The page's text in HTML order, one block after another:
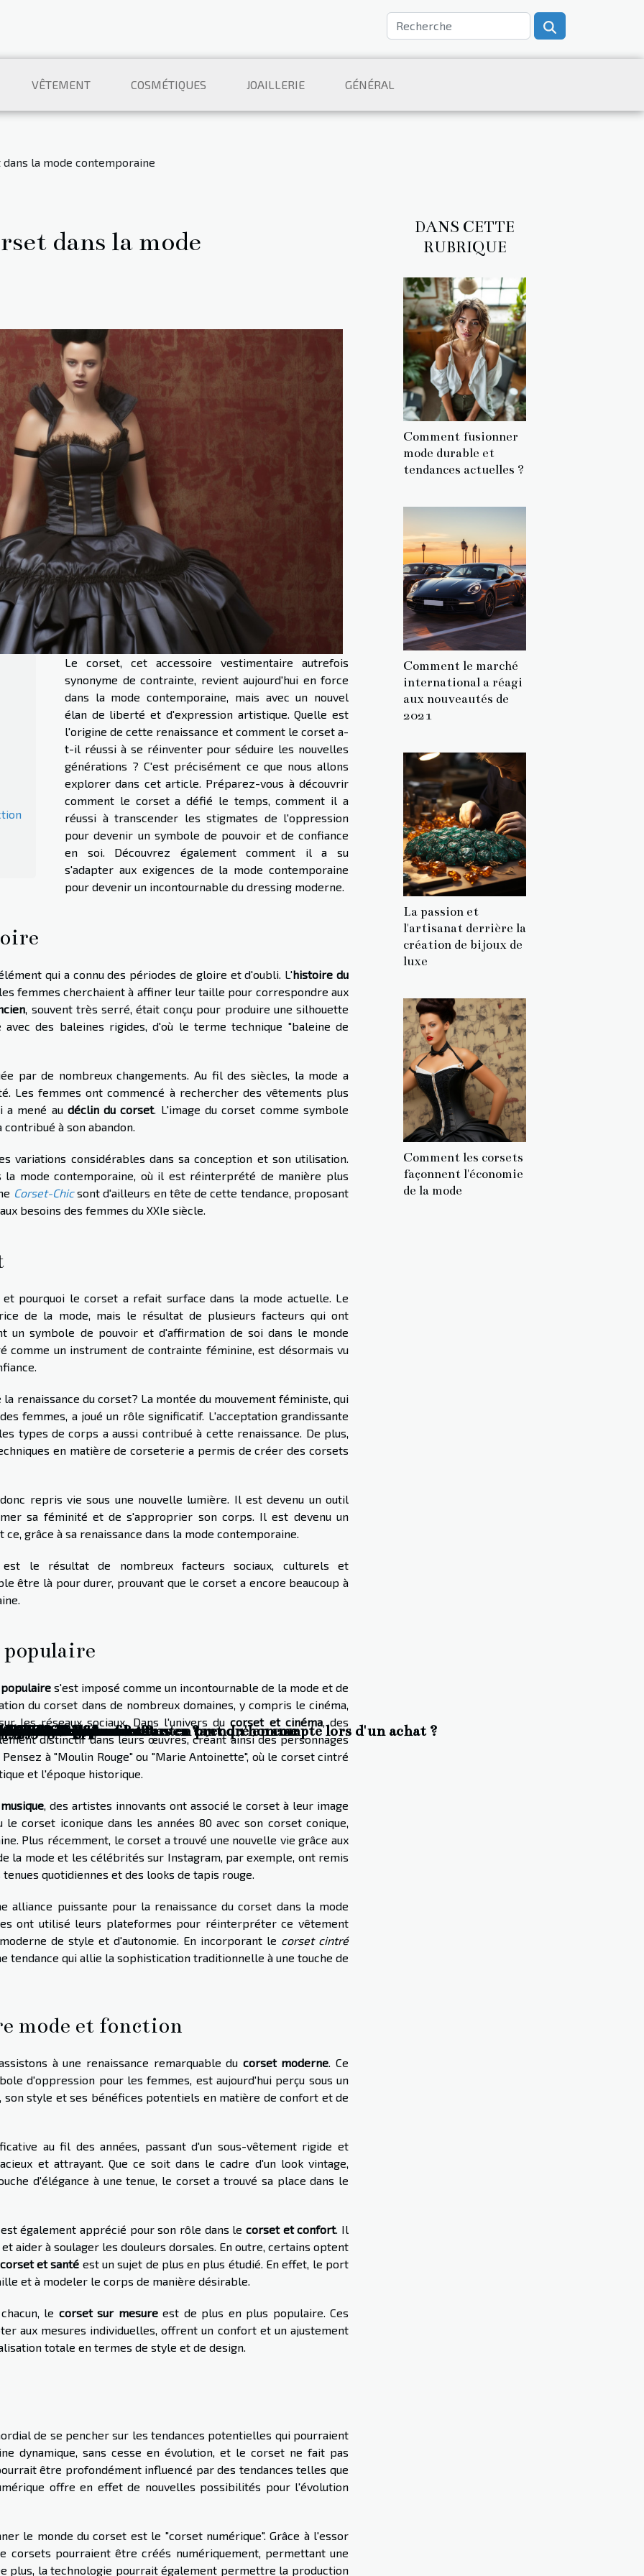
VÊTEMENT COSMÉTIQUES JOAILLERIE GÉNÉRAL
la mode contemporaine
dans la mode
Le corset, cet accessoire vestimentaire autrefois
synonyme de contrainte, revient aujourd'hui en force
dans la mode contemporaine, mais avec un nouvel
élan de liberté et d'expression artistique. Quelle est
l'origine de cette renaissance et comment le corset a-
t-il réussi à se réinventer pour séduire les nouvelles
générations ? C'est précisément ce que nous allons
explorer dans cet article. Préparez-vous à découvrir
comment le corset a défié le temps, comment il a
réussi à transcender les stigmates de l'oppression
pour devenir un symbole de pouvoir et de confiance
en soi. Découvrez également comment il a su
s'adapter aux exigences de la mode contemporaine
pour devenir un incontournable du dressing moderne.
qui a connu des périodes de gloire et d'oubli. L'histoire du
femmes cherchaient à affiner leur taille pour correspondre aux
, souvent très serré, était conçu pour produire une silhouette
des baleines rigides, d'où le terme technique "baleine de
par de nombreux changements. Au fil des siècles, la mode a
Les femmes ont commencé à rechercher des vêtements plus
a mené au déclin du corset. L'image du corset comme symbole
à son abandon.
variations considérables dans sa conception et son utilisation.
la mode contemporaine, où il est réinterprété de manière plus
Corset-Chicsont d'ailleurs en tête de cette tendance, proposant
besoins des femmes du XXIe siècle.
pourquoi le corset a refait surface dans la mode actuelle. Le
de la mode, mais le résultat de plusieurs facteurs qui ont
un symbole de pouvoir et d'affirmation de soi dans le monde
comme un instrument de contrainte féminine, est désormais vu
renaissance du corset? La montée du mouvement féministe, qui
femmes, a joué un rôle significatif. L'acceptation grandissante
types de corps a aussi contribué à cette renaissance. De plus,
en matière de corseterie a permis de créer des corsets
repris vie sous une nouvelle lumière. Il est devenu un outil
sa féminité et de s'approprier son corps. Il est devenu un
grâce à sa renaissance dans la mode contemporaine.
le résultat de nombreux facteurs sociaux, culturels et
être là pour durer, prouvant que le corset a encore beaucoup à
populaire
s'est imposé comme un incontournable de la mode et de
du corset dans de nombreux domaines, y compris le cinéma,
les réseaux sociaux. Dans l'univers ducorset et cinéma, des
distinctif dans leurs œuvres, créant ainsi des personnages
à "Moulin Rouge" ou "Marie Antoinette", où le corset cintré
et l'époque historique.
, des artistes innovants ont associé le corset à leur image
corset iconique dans les années 80 avec son corset conique,
Plus récemment, le corset a trouvé une nouvelle vie grâce aux
la mode et les célébrités sur Instagram, par exemple, ont remis
quotidiennes et des looks de tapis rouge.
alliance puissante pour la renaissance du corset dans la mode
ont utilisé leurs plateformes pour réinterpréter ce vêtement
de style et d'autonomie. En incorporant le corset cintré
tendance qui allie la sophistication traditionnelle à une touche de
mode et fonction
à une renaissance remarquable du corset moderne . Ce
d'oppression pour les femmes, est aujourd'hui perçu sous un
son style et ses bénéfices potentiels en matière de confort et de
au fil des années, passant d'un sous-vêtement rigide et
et attrayant. Que ce soit dans le cadre d'un look vintage,
d'élégance à une tenue, le corset a trouvé sa place dans le
également apprécié pour son rôle dans lecorset et confort. Il
aider à soulager les douleurs dorsales. En outre, certains optent
corset et santé est un sujet de plus en plus étudié. En effet, le port
et à modeler le corps de manière désirable.
le corset sur mesureest de plus en plus populaire. Ces
aux mesures individuelles, offrent un confort et un ajustement
totale en termes de style et de design.
de se pencher sur les tendances potentielles qui pourraient
dynamique, sans cesse en évolution, et le corset ne fait pas
être profondément influencé par des tendances telles que
offre en effet de nouvelles possibilités pour l'évolution
le monde du corset est le "corset numérique". Grâce à l'essor
corsets pourraient être créés numériquement, permettant une
plus, la technologie pourrait également permettre la production
DANS CETTE
RUBRIQUE
Comment fusionner
mode durable et
tendances actuelles ?
Comment le marché
international a réagi
aux nouveautés de
2021
La passion et
l'artisanat derrière la
création de bijoux de
luxe
Comment les corsets
façonnent l'économie
de la mode
actuelles ?de 2021
bijoux de luxe
mode
des femmes
l'économie
? de luxe
s’y prendre ?
boucles permanentes en tant qu'homme
diamantcoquines excitantes ?
2023.Blinders ?
bola de grossesse ?
? bébé et les facteurs en prendre en compte lors d'un achat ?
?
en ligne ?
?
vos chaussures
?
ligne ?
critères importants
et où les trouver ?
??